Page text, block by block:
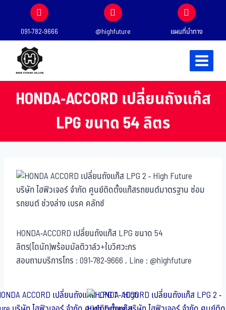
091-782-9666 @highfuture แผนที่นำทาง
HONDA-ACCORD เปลี่ยนถังแก๊ส
LPG ขนาด 54 ลิตร
HONDA-ACCORD เปลี่ยนถังแก๊ส LPG ขนาด 54
ลิตร(โดนัท)พร้อมมัลติวาล์ว+ใบวิศวะกร
สอบถามบริการโทร : 091-782-9666 , Line : @highfuture